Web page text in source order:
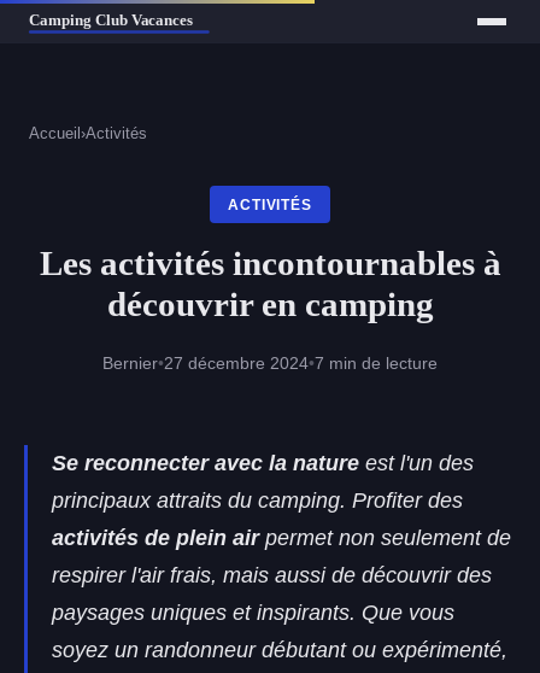
Accueil ›Activités
ACTIVITÉS
Les activités incontournables à
découvrir en camping
Bernier•27 décembre 2024•7 min de lecture
Se reconnecter avec la nature est l'un des
principaux attraits du camping. Profiter des
activités de plein airpermet non seulement de
respirer l'air frais, mais aussi de découvrir des
paysages uniques et inspirants. Que vous
soyez un randonneur débutant ou expérimenté,